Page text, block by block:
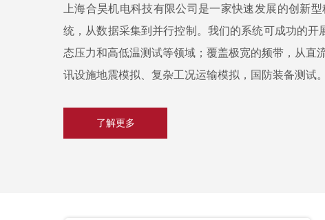
上海合昊机电科技有限公司是一家快速发展的创新
统，从数据采集到并行控制。 我们的系统可成功的开
态压力和高低温测试等领域；覆盖极宽的频带，从直
讯设施地震模拟、复杂工况运输模拟，国防装备测试
了解更多